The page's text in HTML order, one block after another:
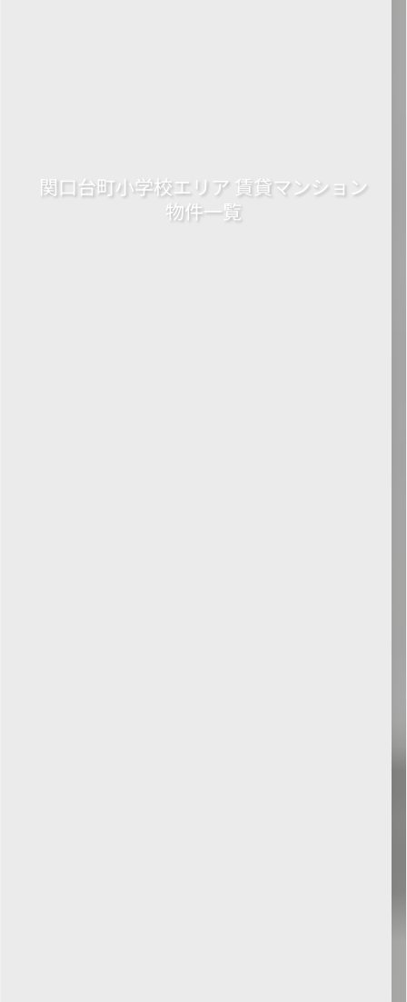
関口台町小学校エリア 賃貸マンション
物件一覧